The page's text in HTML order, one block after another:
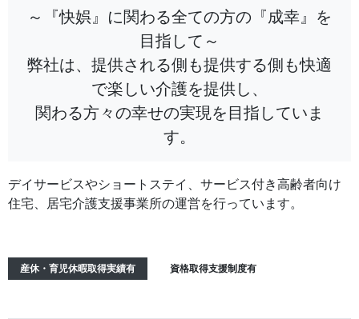
～『快娯』に関わる全ての方の『成幸』を
目指して～
弊社は、提供される側も提供する側も快適
で楽しい介護を提供し、
関わる方々の幸せの実現を目指していま
す。
デイサービスやショートステイ、サービス付き高齢者向け
住宅、居宅介護支援事業所の運営を行っています。
産休・育児休暇取得実績有 資格取得支援制度有